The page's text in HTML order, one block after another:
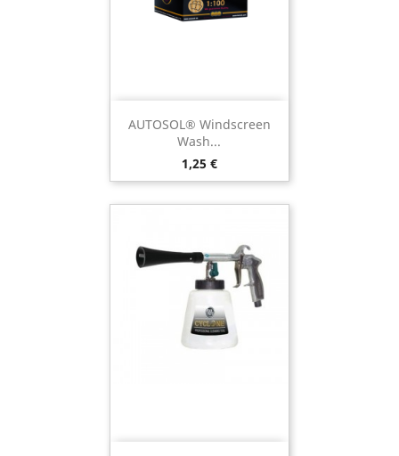
AUTOSOL® Windscreen
Wash...
Preço
1,25 €